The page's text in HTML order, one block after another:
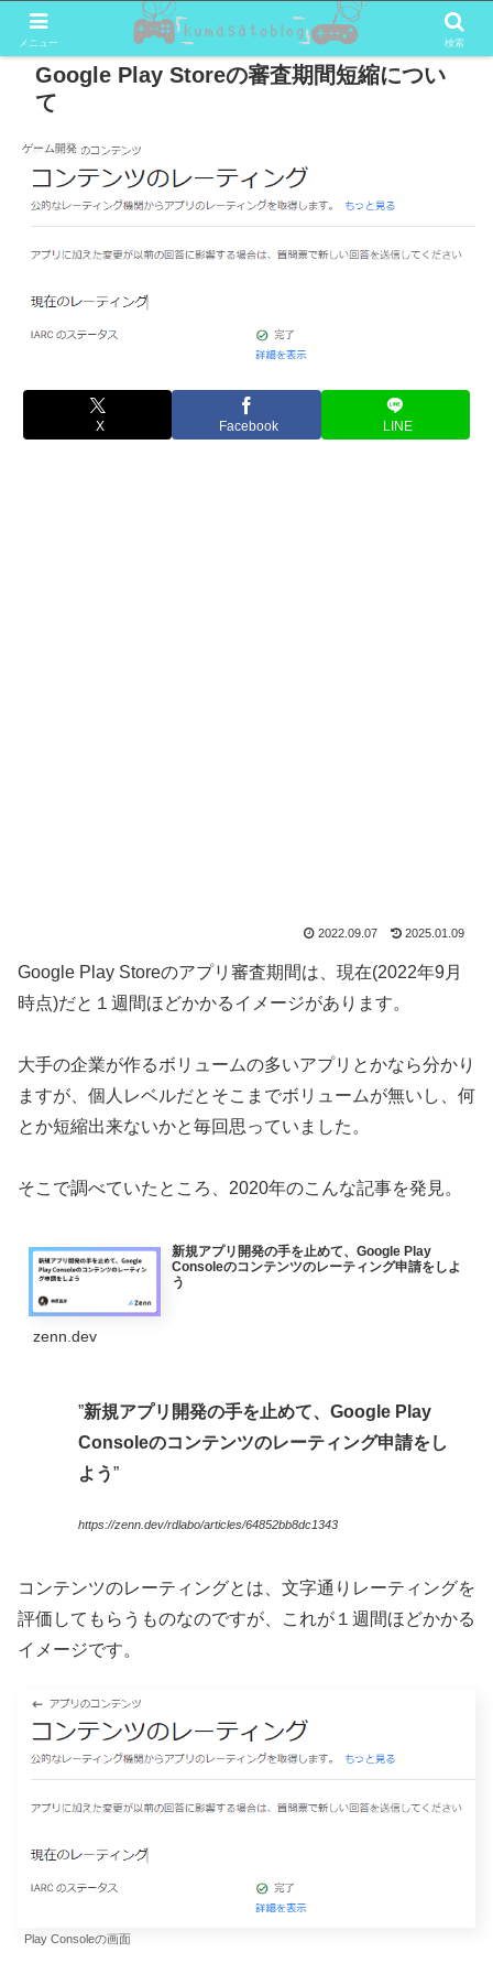
Google Play Storeの審査期間短縮につい
て
ゲーム開発
X Facebook LINE
2022.09.07 2025.01.09
Google Play Storeのアプリ審査期間は、現在(2022年9月
時点)だと１週間ほどかかるイメージがあります。
大手の企業が作るボリュームの多いアプリとかなら分かり
ますが、個人レベルだとそこまでボリュームが無いし、何
とか短縮出来ないかと毎回思っていました。
そこで調べていたところ、2020年のこんな記事を発見。
新規アプリ開発の手を止めて、Google Play
Consoleのコンテンツのレーティング申請をしよ
う
zenn.dev
”新規アプリ開発の手を止めて、Google Play
Consoleのコンテンツのレーティング申請をし
よう”
https://zenn.dev/rdlabo/articles/64852bb8dc1343
コンテンツのレーティングとは、文字通りレーティングを
評価してもらうものなのですが、これが１週間ほどかかる
イメージです。
Play Consoleの画面
メニュー 検索